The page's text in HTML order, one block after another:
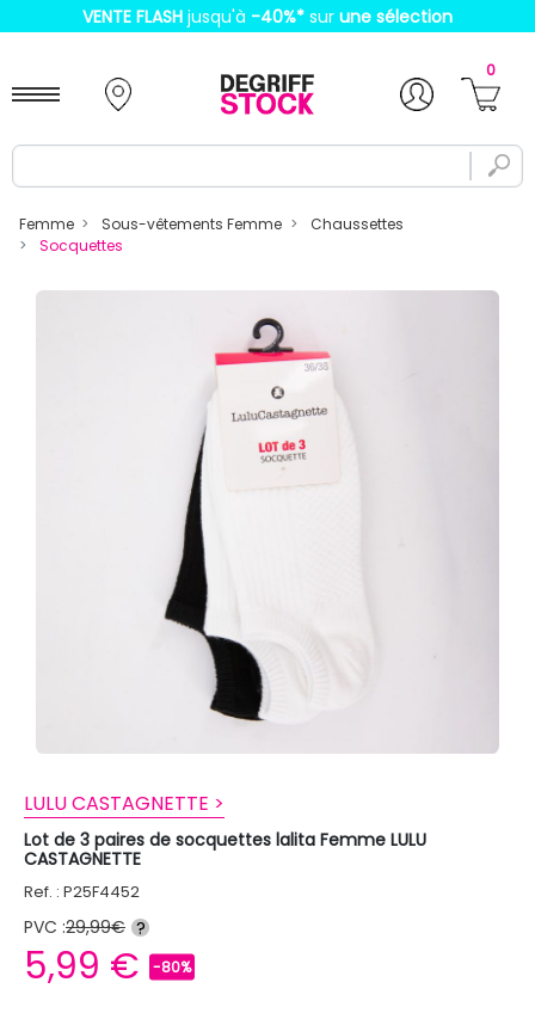
VENTE FLASH jusqu'à -40%* sur une sélection
0
Femme Sous-vêtements Femme
Chaussettes
Socquettes
LULU CASTAGNETTE >
Lot de 3 paires de socquettes lalita Femme LULU
CASTAGNETTE
Ref. : P25F4452
PVC :29,99€ ?
5,99 € -80%